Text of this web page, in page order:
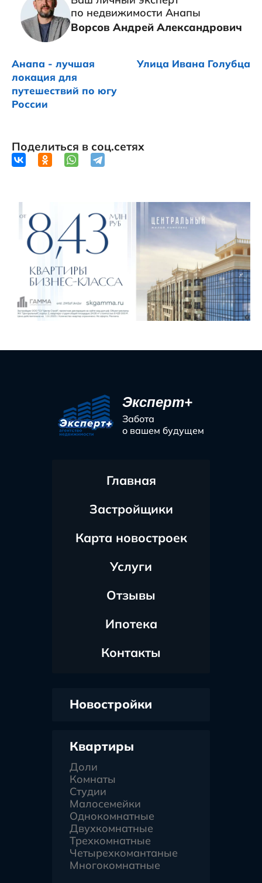
по недвижимости Анапы
Ворсов Андрей Александрович
Анапа - лучшая
локация для
путешествий по югу
России
Улица Ивана Голубца
Поделиться в соц.сетях
Эксперт+
Забота
о вашем будущем
Главная
Застройщики
Карта новостроек
Услуги
Отзывы
Ипотека
Контакты
Новостройки
Квартиры
Доли
Комнаты
Студии
Малосемейки
Однокомнатные
Двухкомнатные
Трехкомнатные
Четырехкомантаные
Многокомнатные